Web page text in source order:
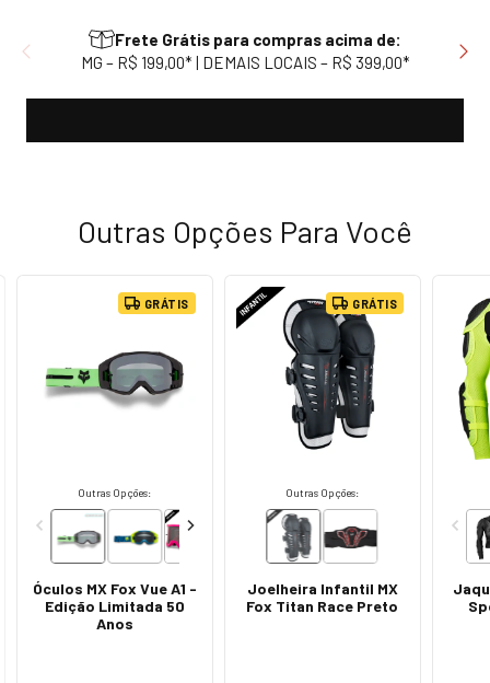
Frete Grátis para compras acima de:
MG – R$ 199,00* | DEMAIS LOCAIS – R$ 399,00*
Outras Opções Para Você
GRÁTIS
Outras Opções:
Óculos MX Fox Vue A1 -
Edição Limitada 50
Anos
GRÁTIS
Outras Opções:
Joelheira Infantil MX
Fox Titan Race Preto